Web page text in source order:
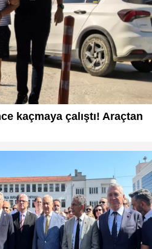
kaçmaya çalıştı! Araçtan